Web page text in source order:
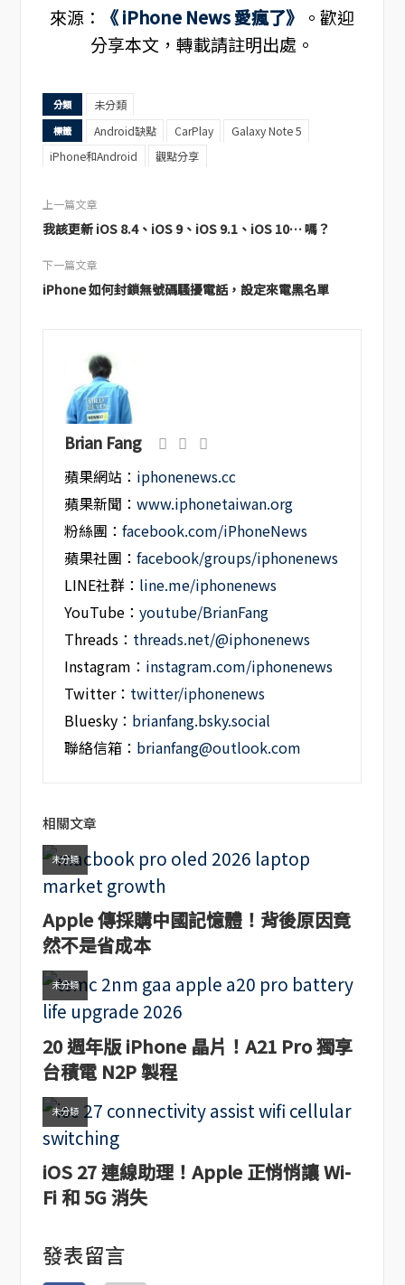
來源： 《 iPhone News 愛瘋了》 。歡迎
分享本文，轉載請註明出處。
分類 未分類
標籤 Android缺點 CarPlay
Galaxy Note 5
iPhone和Android
觀點分享
上一篇文章
我該更新 iOS 8.4、iOS 9、iOS 9.1、iOS 10… 嗎？
下一篇文章
iPhone 如何封鎖無號碼騷擾電話，設定來電黑名單
Brian Fang
蘋果網站： iphonenews.cc
蘋果新聞：www.iphonetaiwan.org
粉絲團：facebook.com/iPhoneNews
蘋果社團：facebook/groups/iphonenews
LINE社群： line.me/iphonenews
YouTube：youtube/BrianFang
Threads： threads.net/@iphonenews
Instagram： instagram.com/iphonenews
Twitter： twitter/iphonenews
Bluesky： brianfang.bsky.social
聯絡信箱： brianfang@outlook.com
相關文章
未分類
Apple 傳採購中國記憶體！背後原因竟
然不是省成本
未分類
20 週年版 iPhone 晶片！A21 Pro 獨享
台積電 N2P 製程
未分類
iOS 27 連線助理！Apple 正悄悄讓 Wi-
Fi 和 5G 消失
發表留言